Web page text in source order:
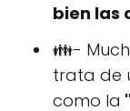
bien las
👪-
trata de
como la